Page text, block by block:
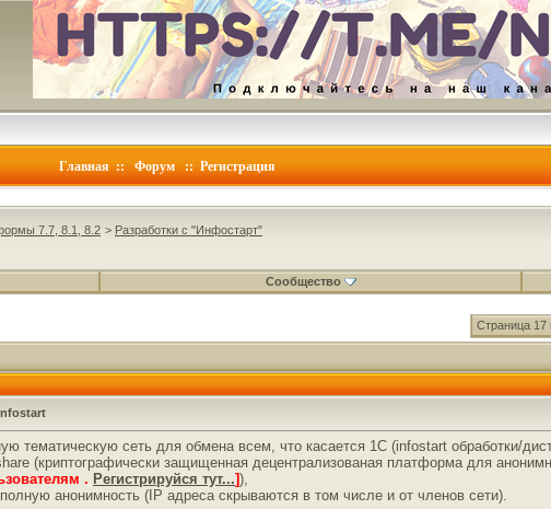
Главная :: Форум:: Регистрация
7.7, 8.1, 8.2 > Разработки с "Инфостарт"
Сообщество
Страница 17
тематическую сеть для обмена всем, что касается 1С (infostart обработки/
(криптографически защищенная децентрализованая платформа для
. Регистрируйся тут...]),
анонимность (IP адреса скрываются в том числе и от членов сети).